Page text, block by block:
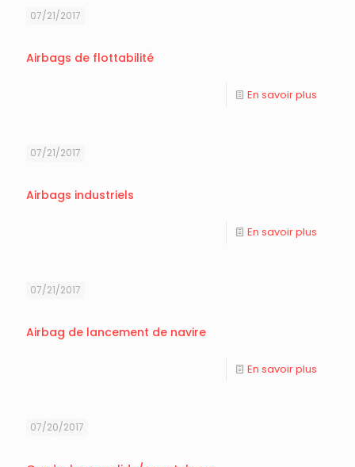
07/21/2017
Airbags de flottabilité
En savoir plus
07/21/2017
Airbags industriels
En savoir plus
07/21/2017
Airbag de lancement de navire
En savoir plus
07/20/2017